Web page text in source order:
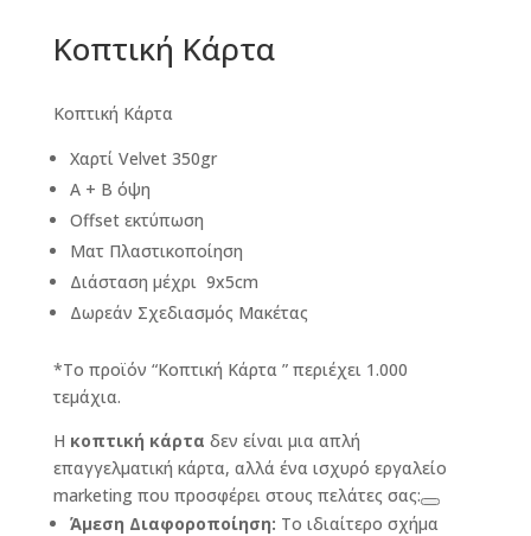
Κοπτική Κάρτα
Κοπτική Κάρτα
Χαρτί Velvet 350gr
Α + Β όψη
Offset εκτύπωση
Ματ Πλαστικοποίηση
Διάσταση μέχρι 9x5cm
Δωρεάν Σχεδιασμός Μακέτας
*Το προϊόν “Κοπτική Κάρτα ” περιέχει 1.000
τεμάχια.
Η κοπτική κάρτα δεν είναι μια απλή
επαγγελματική κάρτα, αλλά ένα ισχυρό εργαλείο
marketing που προσφέρει στους πελάτες σας:
Άμεση Διαφοροποίηση: Το ιδιαίτερο σχήμα